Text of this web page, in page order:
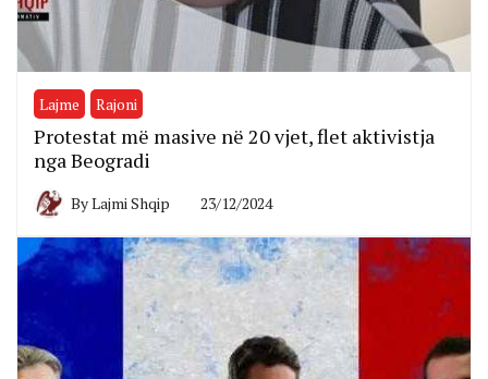
Lajme Rajoni
Protestat më masive në 20 vjet, flet aktivistja
nga Beogradi
ByLajmi Shqip 23/12/2024